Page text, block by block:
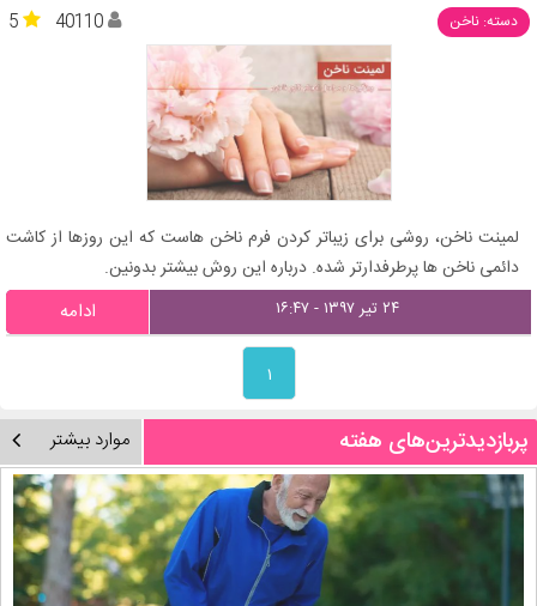
دسته: ناخن 5 40110
لمینت ناخن، روشی برای زیباتر کردن فرم ناخن هاست که این روزها از کاشت
دائمی ناخن ها پرطرفدارتر شده. درباره این روش بیشتر بدونین.
۲۴ تیر ۱۳۹۷ - ۱۶:۴۷ ادامه
۱
پربازدیدترین‌های هفته موارد بیشتر